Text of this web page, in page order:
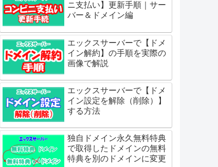
ニ支払い】更新手順｜サー
バー＆ドメイン編
エックスサーバーで【ドメ
イン解約】の手順を実際の
画像で解説
エックスサーバーで【ドメ
イン設定を解除（削除）】
する方法
独自ドメイン永久無料特典
で取得したドメインの無料
特典を別のドメインに変更